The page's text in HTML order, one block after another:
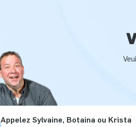
Appelez Sylvaine, Botaina ou Krista